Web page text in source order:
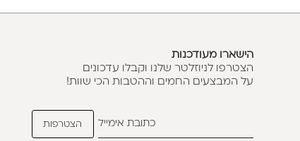
הישארו מעודכנות
הצטרפו לניוזלטר שלנו וקבלו עדכונים
על המבצעים החמים וההטבות הכי שוות!